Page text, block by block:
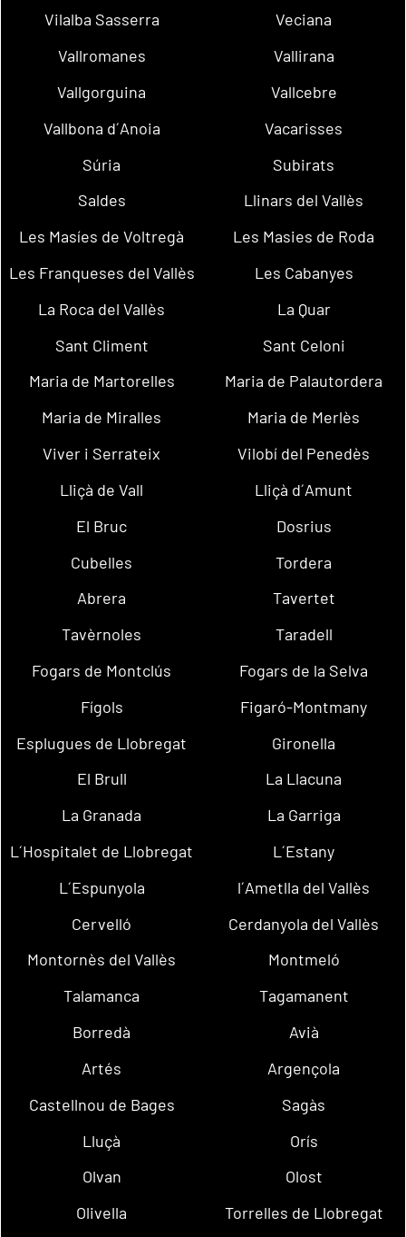
Vilalba Sasserra
Veciana
Vallromanes
Vallirana
Vallgorguina
Vallcebre
Vallbona d´Anoia
Vacarisses
Súria
Subirats
Saldes
Llinars del Vallès
Les Masíes de Voltregà
Les Masies de Roda
Les Franqueses del Vallès
Les Cabanyes
La Roca del Vallès
La Quar
Sant Climent
Sant Celoni
Maria de Martorelles
Maria de Palautordera
Maria de Miralles
Maria de Merlès
Viver i Serrateix
Vilobí del Penedès
Lliçà de Vall
Lliçà d´Amunt
El Bruc
Dosrius
Cubelles
Tordera
Abrera
Tavertet
Tavèrnoles
Taradell
Fogars de Montclús
Fogars de la Selva
Fígols
Figaró-Montmany
Esplugues de Llobregat
Gironella
El Brull
La Llacuna
La Granada
La Garriga
L´Hospitalet de Llobregat
L´Estany
L´Espunyola
l´Ametlla del Vallès
Cervelló
Cerdanyola del Vallès
Montornès del Vallès
Montmeló
Talamanca
Tagamanent
Borredà
Avià
Artés
Argençola
Castellnou de Bages
Sagàs
Lluçà
Orís
Olvan
Olost
Olivella
Torrelles de Llobregat